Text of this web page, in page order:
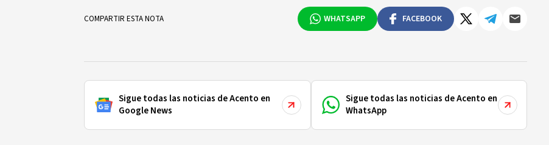
del Centro de Estudios Latinoamericanos.
COMPARTIR ESTA NOTA WHATSAPP FACEBOOK
Sigue todas las noticias de Acento en
Google News
Sigue todas las noticias de Acento en
WhatsApp